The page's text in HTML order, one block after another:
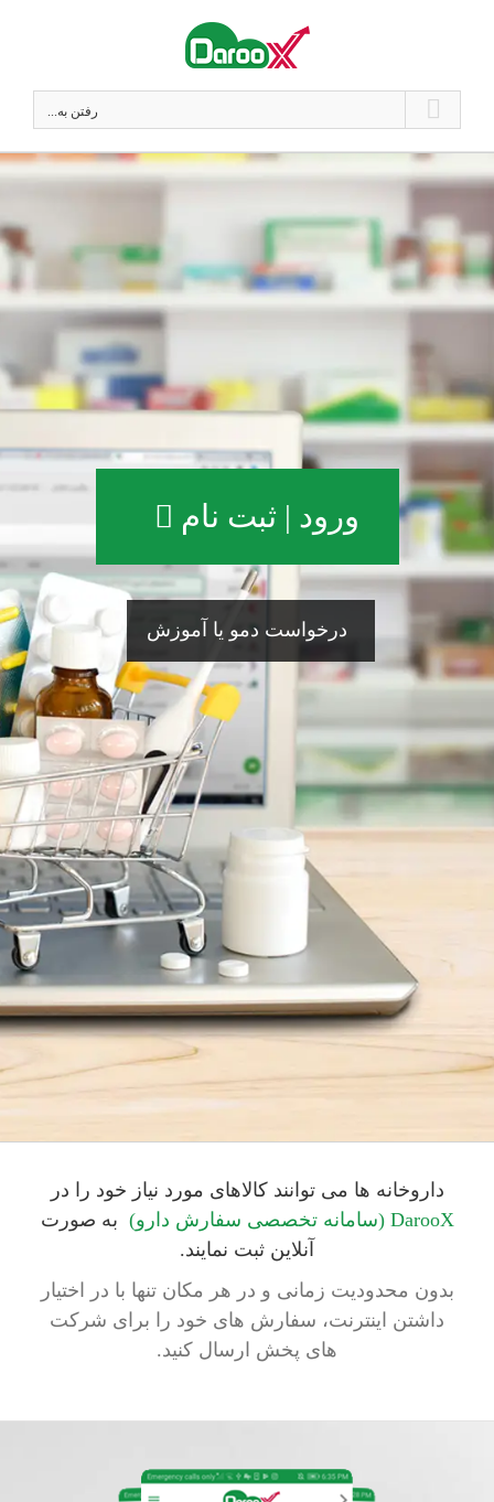
رفتن به...
ورود | ثبت نام
درخواست دمو یا آموزش
داروخانه ها می توانند کالاهای مورد نیاز خود را در
DarooX (سامانه تخصصی سفارش دارو)
به صورت
آنلاین ثبت نمایند.
بدون محدودیت زمانی و در هر مکان تنها با در اختیار
داشتن اینترنت، سفارش های خود را برای شرکت
های پخش ارسال کنید.